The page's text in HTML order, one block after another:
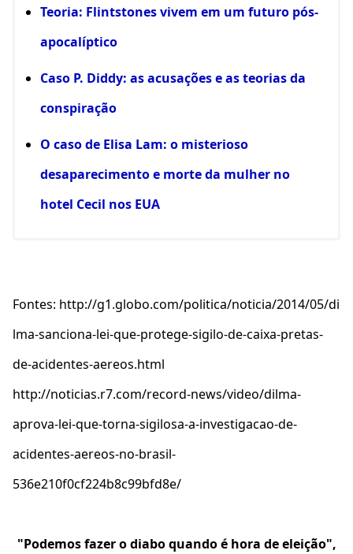
Teoria: Flintstones vivem em um futuro pós-
apocalíptico
Caso P. Diddy: as acusações e as teorias da
conspiração
O caso de Elisa Lam: o misterioso
desaparecimento e morte da mulher no
hotel Cecil nos EUA
Fontes: http://g1.globo.com/politica/noticia/2014/05/di
lma-sanciona-lei-que-protege-sigilo-de-caixa-pretas-
de-acidentes-aereos.html
http://noticias.r7.com/record-news/video/dilma-
aprova-lei-que-torna-sigilosa-a-investigacao-de-
acidentes-aereos-no-brasil-
536e210f0cf224b8c99bfd8e/
"Podemos fazer o diabo quando é hora de eleição",